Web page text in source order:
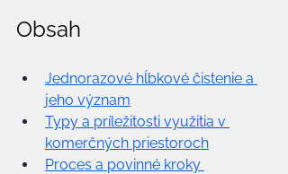
Obsah
Jednorazové hĺbkové čistenie a
jeho význam
Typy a príležitosti využitia v
komerčných priestoroch
Proces a povinné kroky